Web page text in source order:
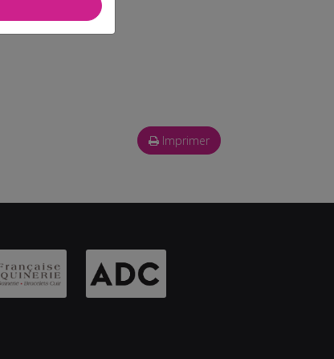
Imprimer